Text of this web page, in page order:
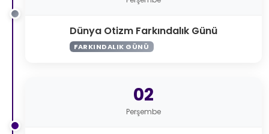
Dünya Otizm Farkındalık Günü
FARKINDALIK GÜNÜ
02
Perşembe